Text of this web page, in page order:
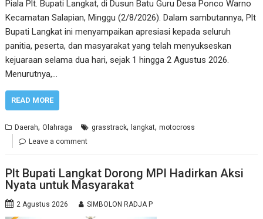
Piala Plt. Bupati Langkat, di Dusun Batu Guru Desa Ponco Warno
Kecamatan Salapian, Minggu (2/8/2026). Dalam sambutannya, Plt
Bupati Langkat ini menyampaikan apresiasi kepada seluruh
panitia, peserta, dan masyarakat yang telah menyukseskan
kejuaraan selama dua hari, sejak 1 hingga 2 Agustus 2026.
Menurutnya,…
READ MORE
Daerah,Olahraga grasstrack, langkat,motocross
Leave a comment
Plt Bupati Langkat Dorong MPI Hadirkan Aksi
Nyata untuk Masyarakat
2 Agustus 2026 SIMBOLON RADJA P